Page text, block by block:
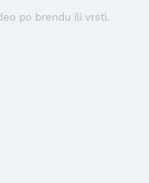
po brendu ili vrsti.